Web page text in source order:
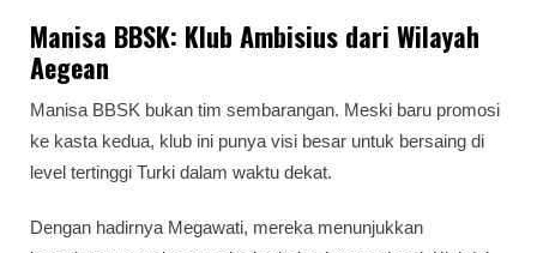
Manisa BBSK: Klub Ambisius dari Wilayah
Aegean
Manisa BBSK bukan tim sembarangan. Meski baru promosi
ke kasta kedua, klub ini punya visi besar untuk bersaing di
level tertinggi Turki dalam waktu dekat.
Dengan hadirnya Megawati, mereka menunjukkan